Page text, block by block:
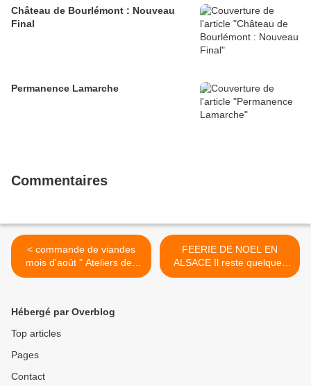
Château de Bourlémont : Nouveau
Final
Permanence Lamarche
Commentaires
< commande de viandes
mois d'août " Ateliers des
Viandes"
FEERIE DE NOEL EN
ALSACE Il reste quelques
places inscriptions encore
Hébergé par Overblog
Top articles
Pages
Contact